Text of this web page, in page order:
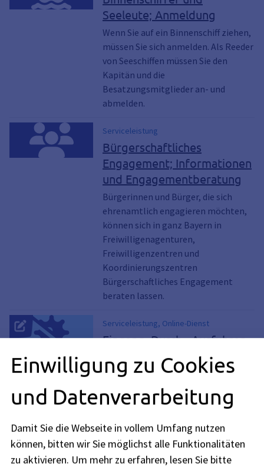
Meldebehörde, Meldepflicht, Reeder,
Seeleute
Seeleute; Anmeldung
Wenn Sie auf ein Binnenschiff ziehen,
müssen Sie sich anmelden. Als Reeder
von Seeschiffen müssen Sie den
Kapitän und die
Besatzungsmitglieder an- und
abmelden.
Serviceleistung
Bürgerschaftliches
Engagement; Informationen
und Engagementberatung
Bürgerinnen und Bürger, die sich
ehrenamtlich engagieren möchten,
können sich in ganz Bayern in
Freiwilligenagenturen,
Freiwilligenzentren und
Koordinierungszentren
Bürgerschaftliches Engagement
beraten lassen.
Serviceleistung, Online-Dienst
Eingang, Durch-, Ausfuhren
und innergemeinschaftliche
Verbringungen nach
tierseuchen- und
lebensmittelrechtlichen
einer Genehmigung
Wenn Sie Tiere, tierische Erzeugnisse
oder Waren, die Träger von
Einwilligung zu Cookies
und Datenverarbeitung
Damit Sie die Webseite in vollem Umfang nutzen
können, bitten wir Sie möglichst alle Funktionalitäten
zu aktivieren. Um mehr zu erfahren, lesen Sie bitte